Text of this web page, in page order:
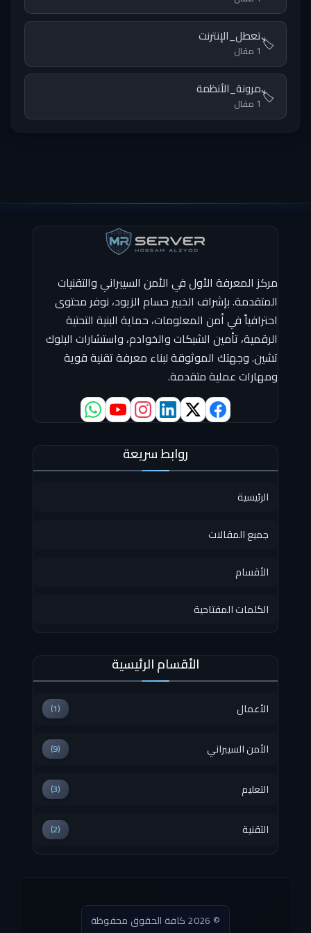
🏷️تعطل_الإنترنت
1 مقال
🏷️مرونة_الأنظمة
1 مقال
مركز المعرفة الأول في الأمن السيبراني والتقنيات
المتقدمة. بإشراف الخبير حسام الزيود، نوفر محتوى
احترافياً في أمن المعلومات، حماية البنية التحتية
الرقمية، تأمين الشبكات والخوادم، واستشارات البلوك
تشين. وجهتك الموثوقة لبناء معرفة تقنية قوية
ومهارات عملية متقدمة.
روابط سريعة
الرئيسية
جميع المقالات
الأقسام
الكلمات المفتاحية
الأقسام الرئيسية
الأعمال (1)
الأمن السيبراني (9)
التعليم (3)
التقنية (2)
© 2026 كافة الحقوق محفوظة